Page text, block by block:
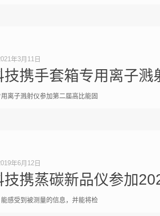
年3月11日
技携手套箱专用离子
离子溅射仪参加第二届高比能固
年6月12日
技携蒸碳新品仪参加
感受到被测量的信息，并能将检